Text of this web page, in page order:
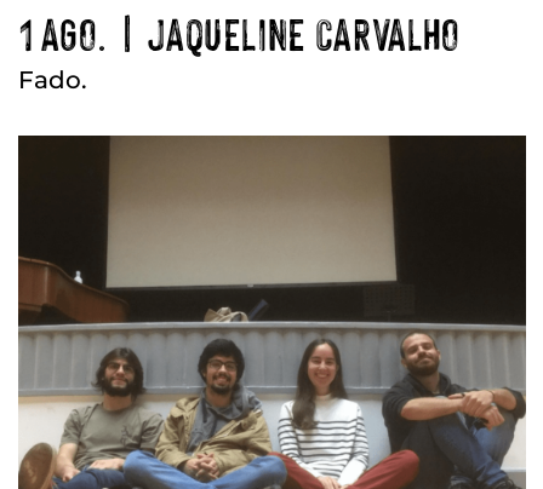
1 AGO. | JAQUELINE CARVALHO
Fado.